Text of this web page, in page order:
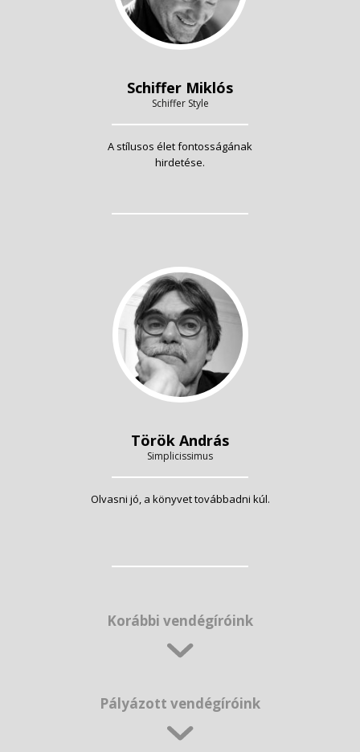
Schiffer Miklós
Schiffer Style
A stílusos élet fontosságának
hirdetése.
Török András
Simplicissimus
Olvasni jó, a könyvet továbbadni kúl.
Korábbi vendégíróink
Pályázott vendégíróink